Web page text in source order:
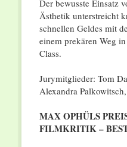
Der bewusste Einsatz
Ästhetik unterstreicht
schnellen Geldes mit
einem prekären Weg
Class.
Jurymitglieder: Tom
Alexandra
MAX OPHÜLS
FILMKRITIK –